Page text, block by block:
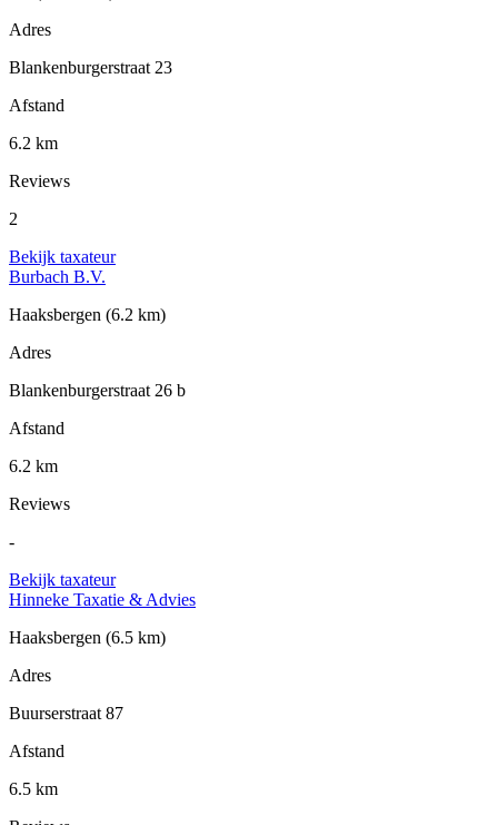
Adres
Blankenburgerstraat 23
Afstand
6.2 km
Reviews
2
Bekijk taxateur
Burbach B.V.
Haaksbergen (6.2 km)
Adres
Blankenburgerstraat 26 b
Afstand
6.2 km
Reviews
-
Bekijk taxateur
Hinneke Taxatie & Advies
Haaksbergen (6.5 km)
Adres
Buurserstraat 87
Afstand
6.5 km